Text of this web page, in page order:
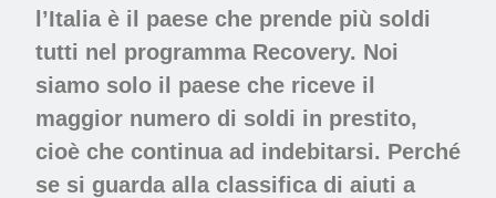
l’Italia è il paese che prende più soldi
tutti nel programma Recovery. Noi
siamo solo il paese che riceve il
maggior numero di soldi in prestito,
cioè che continua ad indebitarsi. Perché
se si guarda alla classifica di aiuti a